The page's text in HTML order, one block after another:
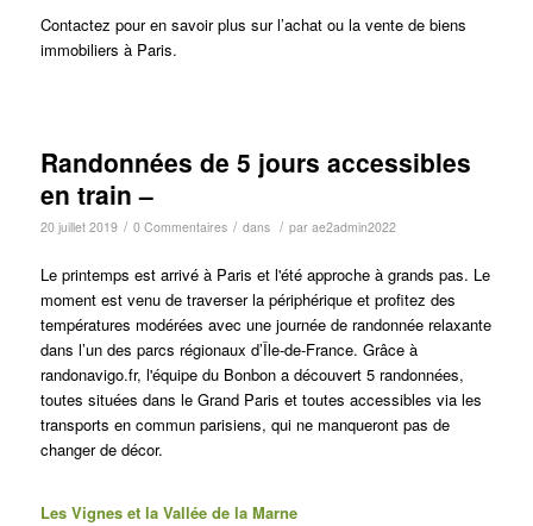
Contactez pour en savoir plus sur l’achat ou la vente de biens
immobiliers à Paris.
Randonnées de 5 jours accessibles
en train –
20 juillet 2019 / 0 Commentaires / dans / par ae2admin2022
Le printemps est arrivé à Paris et l'été approche à grands pas. Le
moment est venu de traverser la périphériqueet profitez des
températures modérées avec une journée de randonnée relaxante
dans l’un des parcs régionaux d’Île-de-France. Grâce à
randonavigo.fr, l'équipe du Bonbon a découvert 5 randonnées,
toutes situées dans le Grand Paris et toutes accessibles via les
transports en commun parisiens, qui ne manqueront pas de
changer de décor.
Les Vignes et la Vallée de la Marne